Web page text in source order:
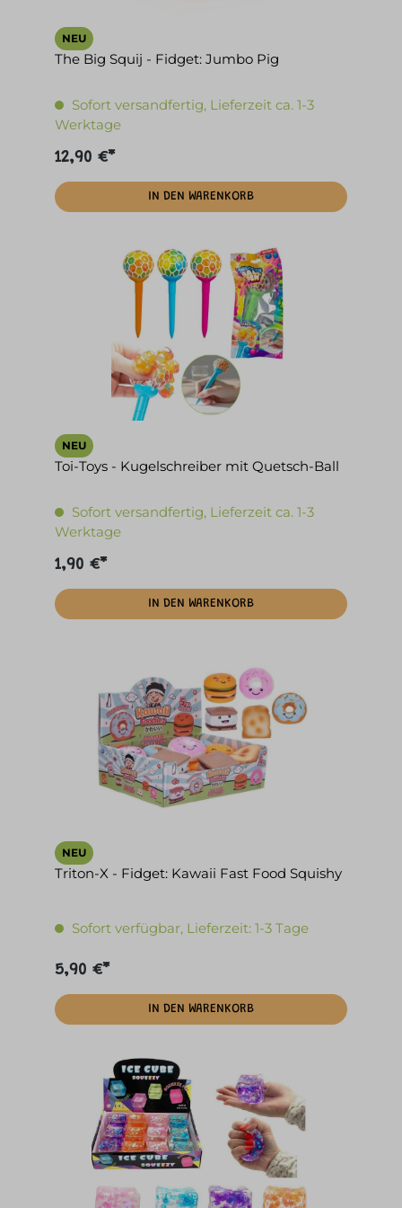
NEU
The Big Squij - Fidget: Jumbo Pig
Sofort versandfertig, Lieferzeit ca. 1-3
Werktage
12,90 €*
IN DEN WARENKORB
NEU
Toi-Toys - Kugelschreiber mit Quetsch-Ball
Sofort versandfertig, Lieferzeit ca. 1-3
Werktage
1,90 €*
IN DEN WARENKORB
NEU
Triton-X - Fidget: Kawaii Fast Food Squishy
Sofort verfügbar, Lieferzeit: 1-3 Tage
5,90 €*
IN DEN WARENKORB